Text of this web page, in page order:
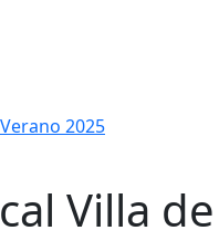
2025
Villa